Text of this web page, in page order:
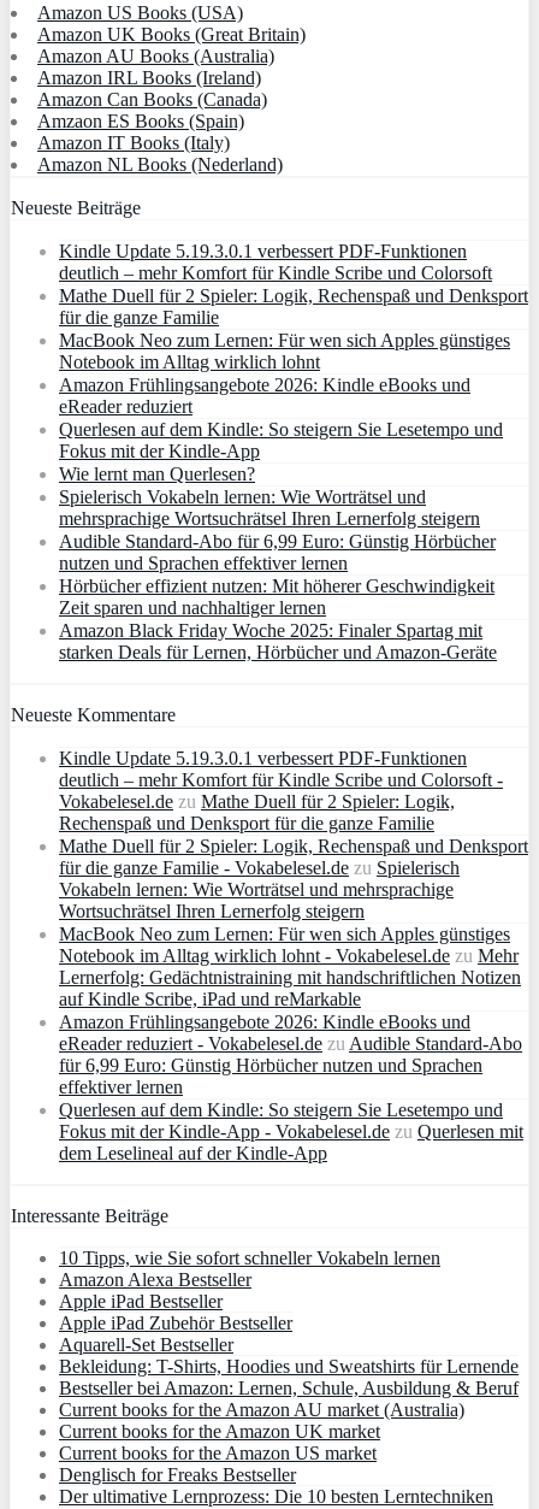
Amazon US Books (USA)
Amazon UK Books (Great Britain)
Amazon AU Books (Australia)
Amazon IRL Books (Ireland)
Amazon Can Books (Canada)
Amzaon ES Books (Spain)
Amazon IT Books (Italy)
Amazon NL Books (Nederland)
Neueste Beiträge
Kindle Update 5.19.3.0.1 verbessert PDF-Funktionen
deutlich – mehr Komfort für Kindle Scribe und Colorsoft
Mathe Duell für 2 Spieler: Logik, Rechenspaß und Denksport
für die ganze Familie
MacBook Neo zum Lernen: Für wen sich Apples günstiges
Notebook im Alltag wirklich lohnt
Amazon Frühlingsangebote 2026: Kindle eBooks und
eReader reduziert
Querlesen auf dem Kindle: So steigern Sie Lesetempo und
Fokus mit der Kindle-App
Wie lernt man Querlesen?
Spielerisch Vokabeln lernen: Wie Worträtsel und
mehrsprachige Wortsuchrätsel Ihren Lernerfolg steigern
Audible Standard-Abo für 6,99 Euro: Günstig Hörbücher
nutzen und Sprachen effektiver lernen
Hörbücher effizient nutzen: Mit höherer Geschwindigkeit
Zeit sparen und nachhaltiger lernen
Amazon Black Friday Woche 2025: Finaler Spartag mit
starken Deals für Lernen, Hörbücher und Amazon‑Geräte
Neueste Kommentare
Kindle Update 5.19.3.0.1 verbessert PDF-Funktionen
deutlich – mehr Komfort für Kindle Scribe und Colorsoft -
Vokabelesel.de zu Mathe Duell für 2 Spieler: Logik,
Rechenspaß und Denksport für die ganze Familie
Mathe Duell für 2 Spieler: Logik, Rechenspaß und Denksport
für die ganze Familie - Vokabelesel.de zu Spielerisch
Vokabeln lernen: Wie Worträtsel und mehrsprachige
Wortsuchrätsel Ihren Lernerfolg steigern
MacBook Neo zum Lernen: Für wen sich Apples günstiges
Notebook im Alltag wirklich lohnt - Vokabelesel.de zu Mehr
Lernerfolg: Gedächtnistraining mit handschriftlichen Notizen
auf Kindle Scribe, iPad und reMarkable
Amazon Frühlingsangebote 2026: Kindle eBooks und
eReader reduziert - Vokabelesel.de zu Audible Standard-Abo
für 6,99 Euro: Günstig Hörbücher nutzen und Sprachen
effektiver lernen
Querlesen auf dem Kindle: So steigern Sie Lesetempo und
Fokus mit der Kindle-App - Vokabelesel.de zu Querlesen mit
dem Leselineal auf der Kindle-App
Interessante Beiträge
10 Tipps, wie Sie sofort schneller Vokabeln lernen
Amazon Alexa Bestseller
Apple iPad Bestseller
Apple iPad Zubehör Bestseller
Aquarell-Set Bestseller
Bekleidung: T-Shirts, Hoodies und Sweatshirts für Lernende
Bestseller bei Amazon: Lernen, Schule, Ausbildung & Beruf
Current books for the Amazon AU market (Australia)
Current books for the Amazon UK market
Current books for the Amazon US market
Denglisch for Freaks Bestseller
Der ultimative Lernprozess: Die 10 besten Lerntechniken